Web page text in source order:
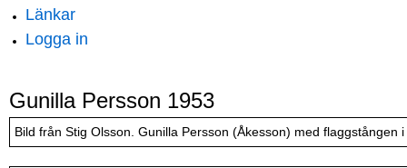
Länkar
Logga in
Gunilla Persson 1953
Bild från Stig Olsson. Gunilla Persson (Åkesson) med flaggstången